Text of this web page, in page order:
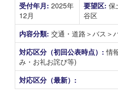
受付年月: 2025年
12月
要望区: 保
谷区
内容分類: 交通・道路＞バス＞
対応区分（初回公表時点）:情
み・お礼お詫び等)
対応区分（最新）: